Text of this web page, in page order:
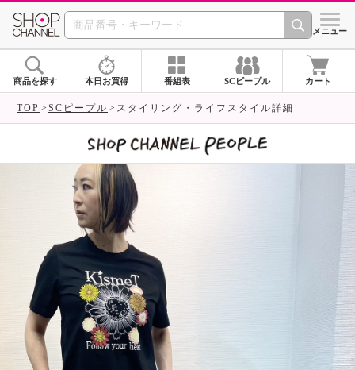
SHOP CHANNEL シメニュー
商品を探す 本日お買得 番組表 SCピープル カート
TOP SCピープル スタイリング・ライフスタイル詳細